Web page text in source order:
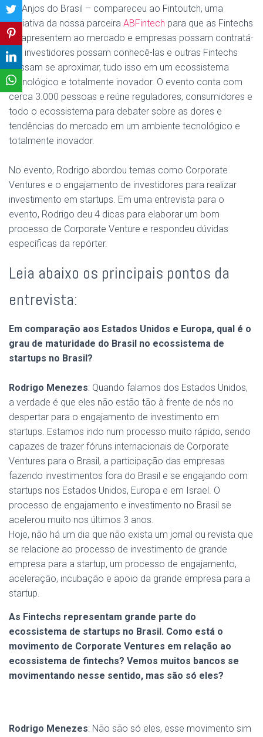
da Anjos do Brasil – compareceu ao Fintoutch, uma
iniciativa da nossa parceira ABFintech para que as Fintechs
se apresentem ao mercado e empresas possam contratá-
las, investidores possam conhecê-las e outras Fintechs
possam se aproximar, tudo isso em um ecossistema
tecnológico e totalmente inovador. O evento conta com
cerca 3.000 pessoas e reúne reguladores, consumidores e
todo o ecossistema para debater sobre as dores e
tendências do mercado em um ambiente tecnológico e
totalmente inovador.
No evento, Rodrigo abordou temas como Corporate
Ventures e o engajamento de investidores para realizar
investimento em startups. Em uma entrevista para o
evento, Rodrigo deu 4 dicas para elaborar um bom
processo de Corporate Venture e respondeu dúvidas
específicas da repórter.
Leia abaixo os principais pontos da
entrevista:
Em comparação aos Estados Unidos e Europa, qual é o
grau de maturidade do Brasil no ecossistema de
startups no Brasil?
Rodrigo Menezes: Quando falamos dos Estados Unidos,
a verdade é que eles não estão tão à frente de nós no
despertar para o engajamento de investimento em
startups. Estamos indo num processo muito rápido, sendo
capazes de trazer fóruns internacionais de Corporate
Ventures para o Brasil, a participação das empresas
fazendo investimentos fora do Brasil e se engajando com
startups nos Estados Unidos, Europa e em Israel. O
processo de engajamento e investimento no Brasil se
acelerou muito nos últimos 3 anos.
Hoje, não há um dia que não exista um jornal ou revista que
se relacione ao processo de investimento de grande
empresa para a startup, um processo de engajamento,
aceleração, incubação e apoio da grande empresa para a
startup.
As Fintechs representam grande parte do
ecossistema de startups no Brasil. Como está o
movimento de Corporate Ventures em relação ao
ecossistema de fintechs? Vemos muitos bancos se
movimentando nesse sentido, mas são só eles?
Rodrigo Menezes: Não são só eles, esse movimento sim